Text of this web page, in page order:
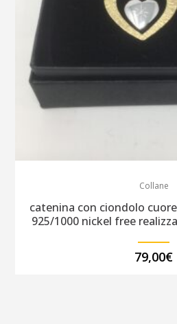
Collane
catenina con ciondolo
925/1000 nickel free
79,00€